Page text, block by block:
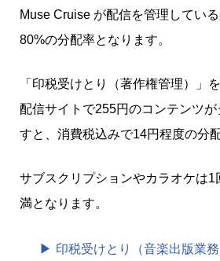
Muse Cruise が配信を管理してい
80%の分配率となります。
「印税受けとり（著作権管理）」
配信サイトで255円のコンテンツが
すと、消費税込みで14円程度の分
サブスクリプションやカラオケは1
満となります。
印税受けとり（音楽出版業